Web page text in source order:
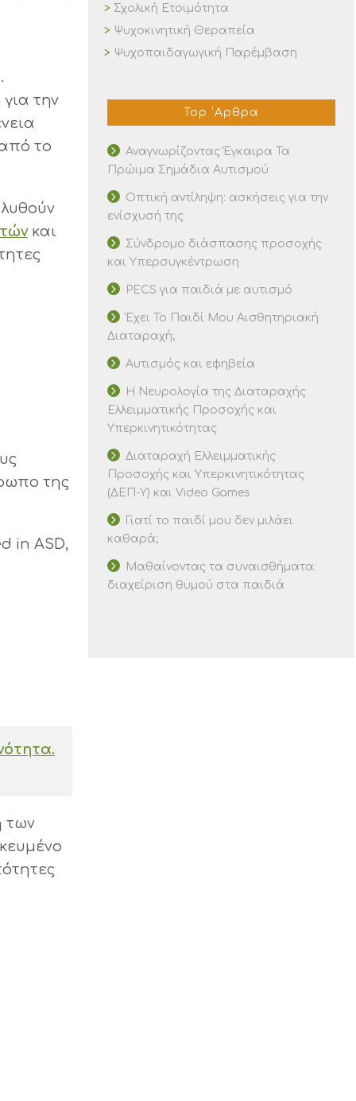
την
το
και
της
in ASD,
των
Σχολική Ετοιμότητα
Ψυχοκινητική Θεραπεία
Ψυχοπαιδαγωγική Παρέμβαση
Top ‘Αρθρα
Αναγνωρίζοντας Έγκαιρα Τα
Πρώιμα Σημάδια Αυτισμού
Οπτική αντίληψη: ασκήσεις για την
ενίσχυσή της
Σύνδρομο διάσπασης προσοχής
και Υπερσυγκέντρωση
PECS για παιδιά με αυτισμό
Έχει Το Παιδί Μου Αισθητηριακή
Διαταραχή;
Αυτισμός και εφηβεία
Η Νευρολογία της Διαταραχής
Ελλειμματικής Προσοχής και
Υπερκινητικότητας
Διαταραχή Ελλειμματικής
Προσοχής και Υπερκινητικότητας
(ΔΕΠ-Υ) και Video Games
Γιατί το παιδί μου δεν μιλάει
καθαρά;
Μαθαίνοντας τα συναισθήματα:
διαχείριση θυμού στα παιδιά